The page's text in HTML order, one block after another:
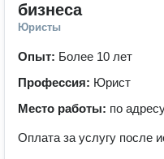
бизнеса
Юристы
Опыт: Более 10 лет
Профессия: Юрист
Место работы: по
Оплата за услугу после